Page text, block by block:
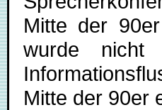
Mitte der
wurde nicht
Mitte der 90er